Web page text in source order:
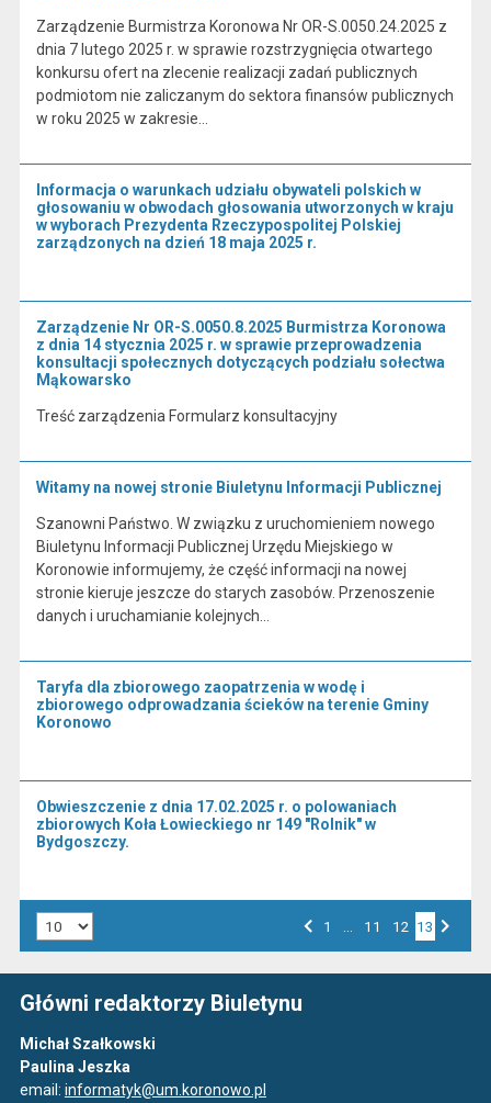
Zarządzenie Burmistrza Koronowa Nr OR-S.0050.24.2025 z
dnia 7 lutego 2025 r. w sprawie rozstrzygnięcia otwartego
konkursu ofert na zlecenie realizacji zadań publicznych
podmiotom nie zaliczanym do sektora finansów publicznych
w roku 2025 w zakresie…
Informacja o warunkach udziału obywateli polskich w
głosowaniu w obwodach głosowania utworzonych w kraju
w wyborach Prezydenta Rzeczypospolitej Polskiej
zarządzonych na dzień 18 maja 2025 r.
Zarządzenie Nr OR-S.0050.8.2025 Burmistrza Koronowa
z dnia 14 stycznia 2025 r. w sprawie przeprowadzenia
konsultacji społecznych dotyczących podziału sołectwa
Mąkowarsko
Treść zarządzenia Formularz konsultacyjny
Witamy na nowej stronie Biuletynu Informacji Publicznej
Szanowni Państwo. W związku z uruchomieniem nowego
Biuletynu Informacji Publicznej Urzędu Miejskiego w
Koronowie informujemy, że część informacji na nowej
stronie kieruje jeszcze do starych zasobów. Przenoszenie
danych i uruchamianie kolejnych…
Taryfa dla zbiorowego zaopatrzenia w wodę i
zbiorowego odprowadzania ścieków na terenie Gminy
Koronowo
Obwieszczenie z dnia 17.02.2025 r. o polowaniach
zbiorowych Koła Łowieckiego nr 149 "Rolnik" w
Bydgoszczy.
1 11 12 13
Główni redaktorzy Biuletynu
Michał Szałkowski
Paulina Jeszka
email: informatyk@um.koronowo.pl